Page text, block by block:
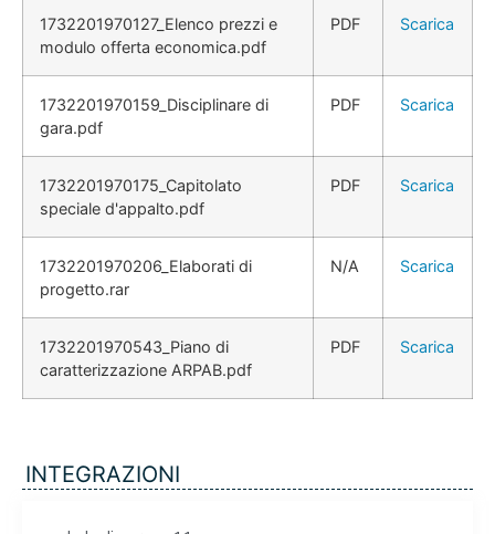
1732201970127_Elenco prezzi e
modulo offerta economica.pdf
PDF Scarica
1732201970159_Disciplinare di
gara.pdf
PDF Scarica
1732201970175_Capitolato
speciale d'appalto.pdf
PDF Scarica
1732201970206_Elaborati di
progetto.rar
N/A Scarica
1732201970543_Piano di
caratterizzazione ARPAB.pdf
PDF Scarica
INTEGRAZIONI